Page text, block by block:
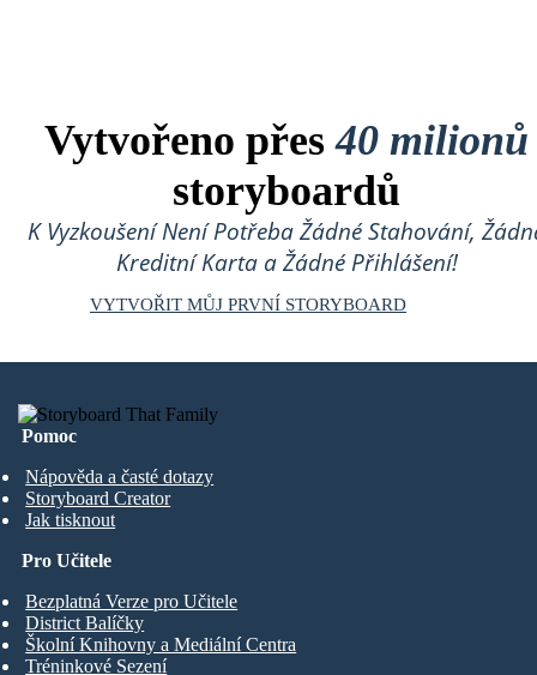
Vytvořeno přes40 milionů
storyboardů
K Vyzkoušení Není Potřeba Žádné Stahování,
Kreditní Karta a Žádné Přihlášení!
VYTVOŘIT MŮJ PRVNÍ STORYBOARD
Pomoc
Nápověda a časté dotazy
Storyboard Creator
Jak tisknout
Pro Učitele
Bezplatná Verze pro Učitele
District Balíčky
Školní Knihovny a Mediální Centra
Tréninkové Sezení